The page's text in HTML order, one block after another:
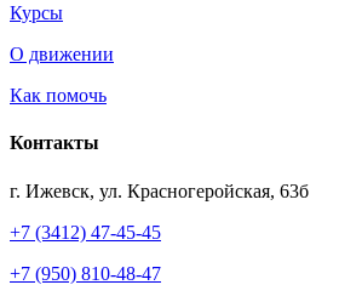
Курсы
О движении
Как помочь
Контакты
г. Ижевск, ул. Красногеройская, 63б
+7 (3412) 47-45-45
+7 (950) 810-48-47